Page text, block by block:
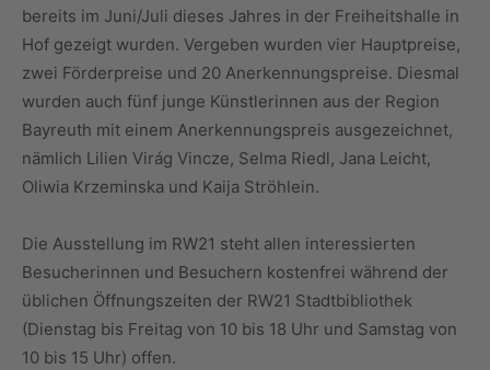
bereits im Juni/Juli dieses Jahres in der Freiheitshalle in
Hof gezeigt wurden. Vergeben wurden vier Hauptpreise,
zwei Förderpreise und 20 Anerkennungspreise. Diesmal
wurden auch fünf junge Künstlerinnen aus der Region
Bayreuth mit einem Anerkennungspreis ausgezeichnet,
nämlich Lilien Virág Vincze, Selma Riedl, Jana Leicht,
Oliwia Krzeminska und Kaija Ströhlein.
Die Ausstellung im RW21 steht allen interessierten
Besucherinnen und Besuchern kostenfrei während der
üblichen Öffnungszeiten der RW21 Stadtbibliothek
(Dienstag bis Freitag von 10 bis 18 Uhr und Samstag von
10 bis 15 Uhr) offen.